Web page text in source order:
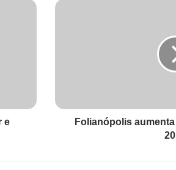
e
Folianópolis